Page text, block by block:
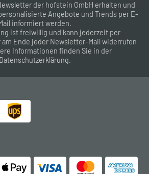
der hofstein GmbH erhalten und
Angebote und Trends per E-
informiert werden.
ist freiwillig und kann jederzeit per
am Ende jeder Newsletter-Mail widerrufen
Informationen finden Sie in der
Datenschutzerklärung.